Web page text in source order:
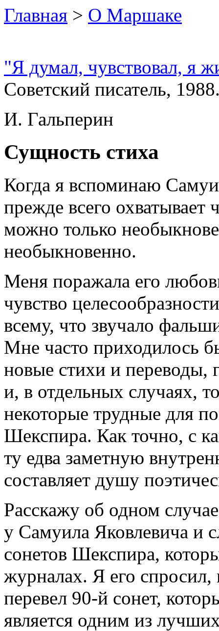
Главная > О Маршаке
"Я думал, чувствовал, я
Советский писатель,
И. Гальперин
Сущность стиха
Когда я вспоминаю
прежде всего охватывает
можно только
необыкновенно.
Меня поражала его
чувство
всему, что звучало
Мне часто приходилось
новые стихи и переводы,
и, в отдельных случаях,
некоторые трудные для
Шекспира. Как точно, с
ту едва заметную
составляет душу
Расскажу об одном
у Самуила Яковлевича и
сонетов Шекспира,
журналах. Я его
перевел 90-й сонет,
является одним из